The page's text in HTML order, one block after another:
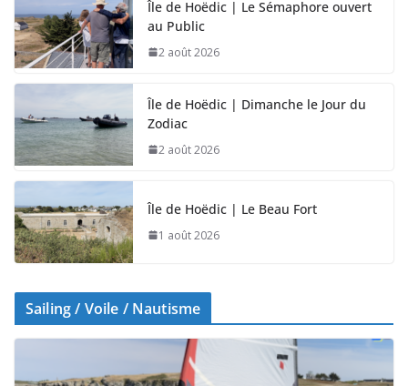
Île de Hoëdic | Le Sémaphore ouvert
au Public
2 août 2026
Île de Hoëdic | Dimanche le Jour du
Zodiac
2 août 2026
Île de Hoëdic | Le Beau Fort
1 août 2026
Sailing / Voile / Nautisme